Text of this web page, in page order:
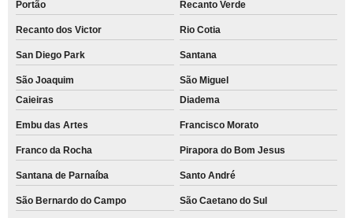
Portão Recanto Verde
Recanto dos Victor Rio Cotia
San Diego Park Santana
São Joaquim
São Miguel
Caieiras
Diadema
Embu das Artes Francisco Morato
Franco da Rocha Pirapora do Bom Jesus
Santana de Parnaíba Santo André
São Bernardo do Campo São Caetano do Sul